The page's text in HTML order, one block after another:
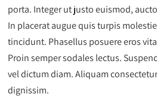
porta. Integer ut justo euismod,
In placerat augue quis turpis
tincidunt. Phasellus posuere eros
Proin semper sodales lectus.
vel dictum diam. Aliquam
dignissim.